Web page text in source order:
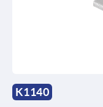
K1140